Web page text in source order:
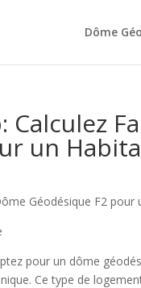
Dôme
Calculez
un
Géodésique F2 pour
pour un dôme
Ce type de